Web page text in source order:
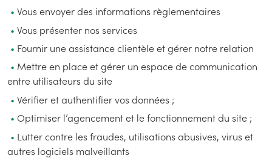
Vous envoyer des informations règlementaires
Vous présenter nos services
Fournir une assistance clientèle et gérer notre relation
Mettre en place et gérer un espace de communication
entre utilisateurs du site
Vérifier et authentifier vos données ;
Optimiser l’agencement et le fonctionnement du site ;
Lutter contre les fraudes, utilisations abusives, virus et
autres logiciels malveillants